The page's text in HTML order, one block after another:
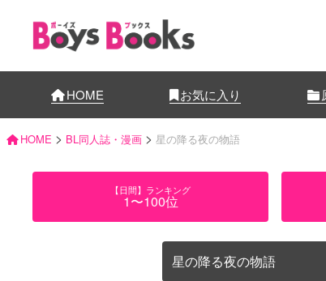
HOME お気に入り
HOME > BL同人誌・漫画 > 星の降る夜の物語
【日間】ランキング
1〜100位
星の降る夜の物語